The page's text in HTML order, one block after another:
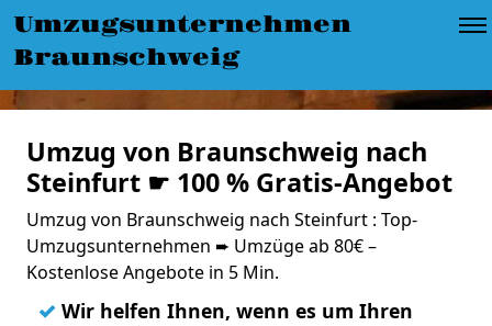
Umzugsunternehmen
Braunschweig
Umzug von Braunschweig nach
Steinfurt ☛ 100 % Gratis-Angebot
Umzug von Braunschweig nach Steinfurt : Top-
Umzugsunternehmen ➨ Umzüge ab 80€ –
Kostenlose Angebote in 5 Min.
✓ Wir helfen Ihnen, wenn es um Ihren